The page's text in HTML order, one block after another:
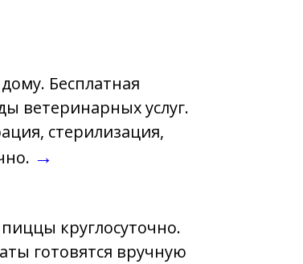
Бесплатная
ветеринарных услуг.
стерилизация,
→
круглосуточно.
готовятся вручную